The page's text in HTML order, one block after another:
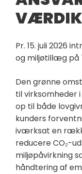
Pr. 15. juli 2026
og miljøtillæg på
Den grønne
til virksomheder
op til både
kunders
iværksat en
reducere CO₂-
miljøpåvirkning
håndtering af